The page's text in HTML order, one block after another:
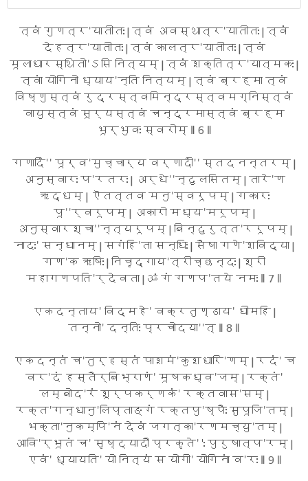
त्वं गुणत्र'यातीतः | त्वं अवस्थात्र'यातीतः | त्वं
देहत्र'यातीतः | त्वं कालत्र'यातीतः | त्वं
मूलाधारस्थितो'ऽसि नित्यम् | त्वं शक्तित्र'यात्मकः |
त्वां योगिनो ध्याय'न्ति नित्यम् | त्वं ब्रह्मा त्वं
विष्णुस्त्वं रुद्रस्त्वमिन्द्रस्त्वमग्निस्त्वं
वायुस्त्वं सूर्यस्त्वं चन्द्रमास्त्वं ब्रह्म
भूर्भुवः स्वरोम् ‖ 6 ‖
गणादिं'' पूर्व'मुच्चार्य वर्णादीं'' स्तदनन्तरम् |
अनुस्वारः प'रतरः | अर्धे''न्दुलसितम् | तारे'ण
ऋद्धम् | ऎतत्तव मनु'स्वरूपम् | गकारः
पू''र्वरूपम् | अकारो मध्य'मरूपम् |
अनुस्वारश्चा''न्त्यरूपम् | बिन्दुरुत्त'ररूपम् |
नादः' सन्धानम् | सगंहि'ता सन्धिः | सैषा गणे'शविद्या |
गण'क ऋषिः | निचृद्गाय'त्रीच्छन्दः | श्री
महागणपति'र्देवता | ॐ गं गणप'तये नमः ‖ 7 ‖
एकदन्ताय' विद्महे' वक्रतुण्डाय' धीमहि |
तन्नो' दन्तिः प्रचोदया''त् ‖ 8 ‖
एकदन्तं च'तुर्हस्तं पाशमं'कुशधारि'णम् | रदं' च
वर'दं हस्तैर्बिभ्राणं' मूषकध्व'जम् | रक्तं'
लम्बोद'रं शूर्पकर्णकं' रक्तवास'सम् |
रक्त'गन्धानु'लिप्ताङ्गं रक्तपु'ष्पैः सुपूजि'तम् |
भक्ता'नुकम्पि'नं देवं जगत्का'रणमच्यु'तम् |
आवि'र्भूतं च' सृष्ट्यादौ प्रकृते''ः पुरुषात्प'रम् |
एवं' ध्यायति' यो नित्यं स योगी' योगिनां व'रः ‖ 9 ‖